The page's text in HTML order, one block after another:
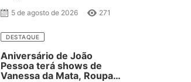
5 de agosto de 2026 271
DESTAQUE
Aniversário de João
Pessoa terá shows de
Vanessa da Mata, Roupa